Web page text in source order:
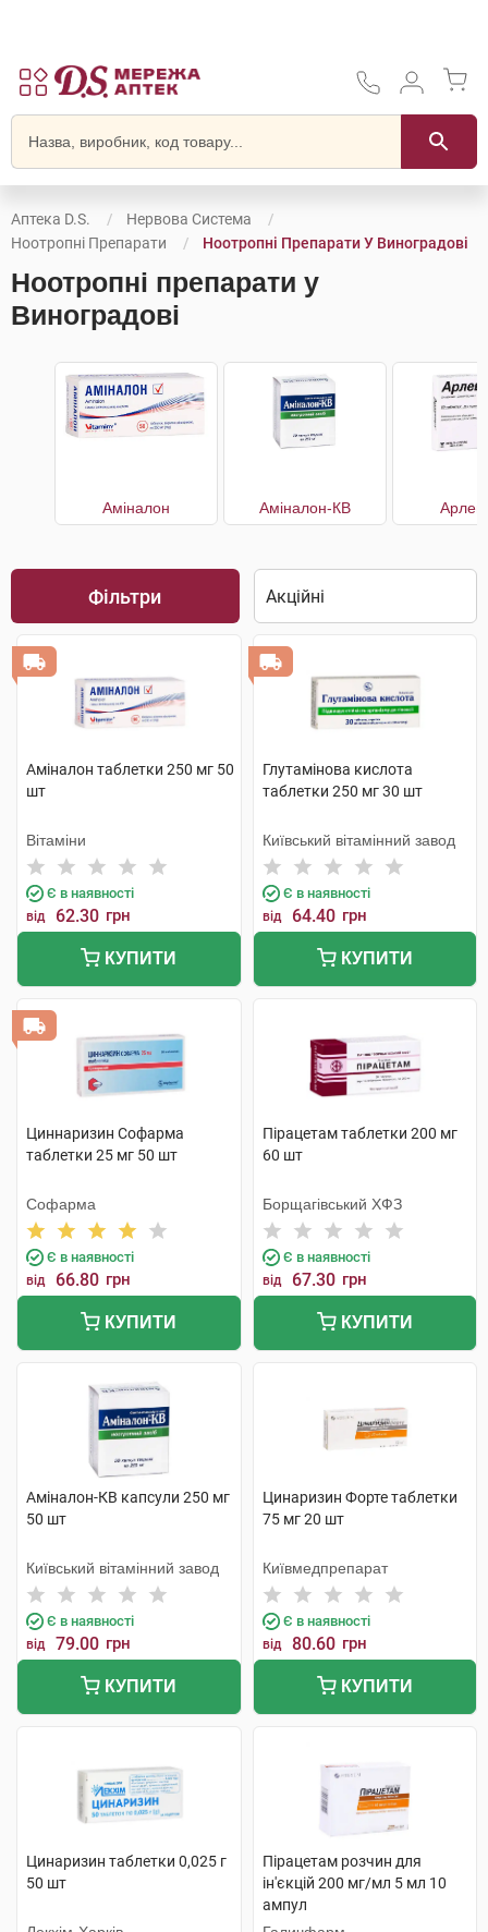
Аптека D.S.
Нервова Система
Ноотропні Препарати
Ноотропні Препарати У Виноградові
Ноотропні препарати у
Виноградові
Аміналон Аміналон-КВ
Фільтри
Аміналон таблетки 250 мг 50
шт
Вітаміни
Є в наявності
від 62.30 грн
КУПИТИ
Глутамінова кислота
таблетки 250 мг 30 шт
Київський вітамінний завод
Є в наявності
від 64.40 грн
КУПИТИ
Циннаризин Софарма
таблетки 25 мг 50 шт
Софарма
Є в наявності
від 66.80 грн
КУПИТИ
Пірацетам таблетки 200 мг
60 шт
Борщагівський ХФЗ
Є в наявності
від 67.30 грн
КУПИТИ
Аміналон-КВ капсули 250 мг
50 шт
Київський вітамінний завод
Є в наявності
від 79.00 грн
КУПИТИ
Цинаризин Форте таблетки
75 мг 20 шт
Київмедпрепарат
Є в наявності
від 80.60 грн
КУПИТИ
Цинаризин таблетки 0,025 г
50 шт
Пірацетам розчин для
ін'єкцій 200 мг/мл 5 мл 10
ампул